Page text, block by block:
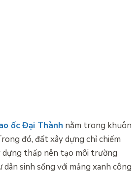
ốc Đại Thành nằm trong khuôn
đó, đất xây dựng chỉ chiếm
dựng thấp nên tạo môi trường
sinh sống với mảng xanh công